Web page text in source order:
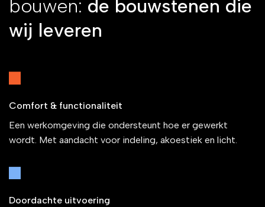
bouwen: de bouwstenen die
wij leveren
Comfort & functionaliteit
Een werkomgeving die ondersteunt hoe er gewerkt
wordt. Met aandacht voor indeling, akoestiek en licht.
Doordachte uitvoering